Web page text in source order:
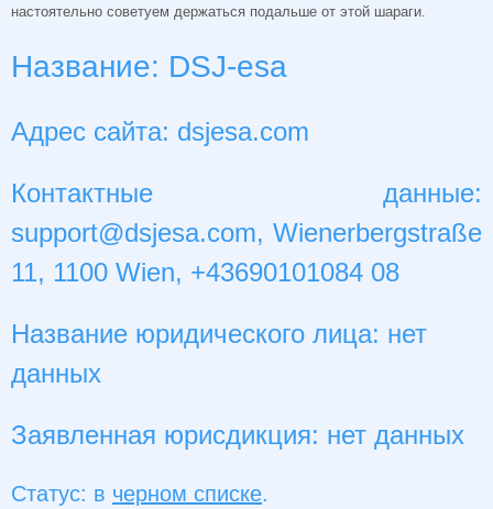
настоятельно советуем держаться подальше от этой шараги.
Название: DSJ-esa
Адрес сайта: dsjesa.com
Контактные данные:
support@dsjesa.com, Wienerbergstraße
11, 1100 Wien, +43690101084 08
Название юридического лица: нет
данных
Заявленная юрисдикция: нет данных
Статус: в черном списке.